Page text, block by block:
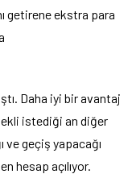
getirene ekstra para
Daha iyi bir avantaj
istediği an diğer
ve geçiş yapacağı
hesap açılıyor.